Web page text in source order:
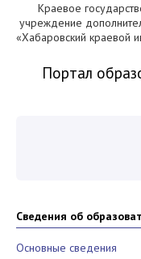
Краевое
учреждение
«Хабаровский краевой
Портал
Сведения об
Основные сведения